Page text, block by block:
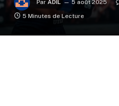
Par ADIL 5 août 2025
5 Minutes de Lecture